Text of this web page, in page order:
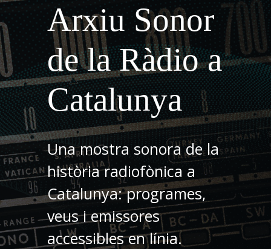
Arxiu Sonor
de la Ràdio a
Catalunya
Una mostra sonora de la
història radiofònica a
Catalunya: programes,
veus i emissores
accessibles en línia.